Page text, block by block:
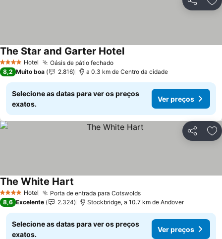
Partilhar
4 EstrelasHotel Oásis de pátio fechadoVer preços
The Star and Garter HotelVer preços
8,2 Muito boa 2.816 a 0.3 km de Centro da cidade
Selecione as datas para ver os preços
exatos.
Ver preços
Partilhar
4 EstrelasHotel Porta de entrada para CotswoldsVer preços
The White Hart
8,6 Excelente 2.324 Stockbridge, a 10.7 km de Andover
Selecione as datas para ver os preços
exatos.
Ver preços